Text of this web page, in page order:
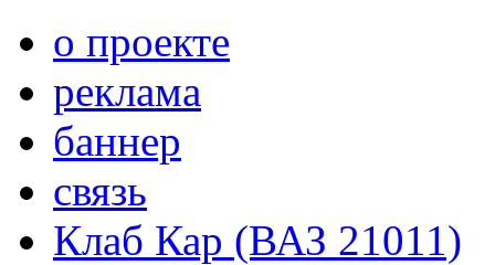
о проекте
реклама
баннер
связь
Клаб Кар (ВАЗ 21011)